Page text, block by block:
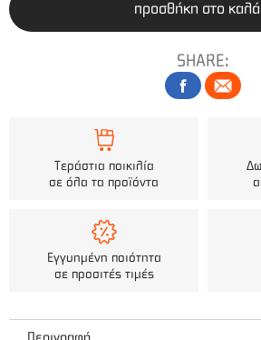
προσθήκη στο
SHARE:
Τεράστια ποικιλία
σε όλα τα προϊόντα
Εγγυημένη ποιότητα
σε προσιτές τιμές